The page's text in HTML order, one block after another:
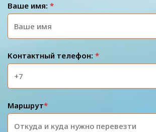
Ваше имя: *
Контактный телефон: *
Маршрут*